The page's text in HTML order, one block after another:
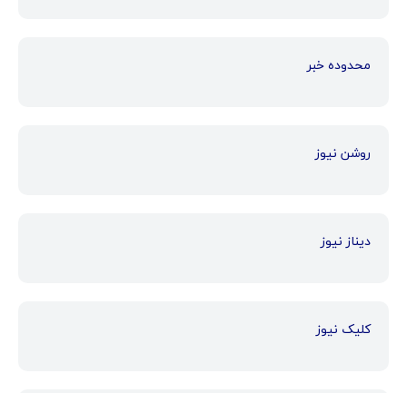
محدوده خبر
روشن نیوز
دیناز نیوز
کلیک نیوز